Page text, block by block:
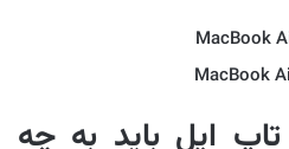
اپل باید به چه